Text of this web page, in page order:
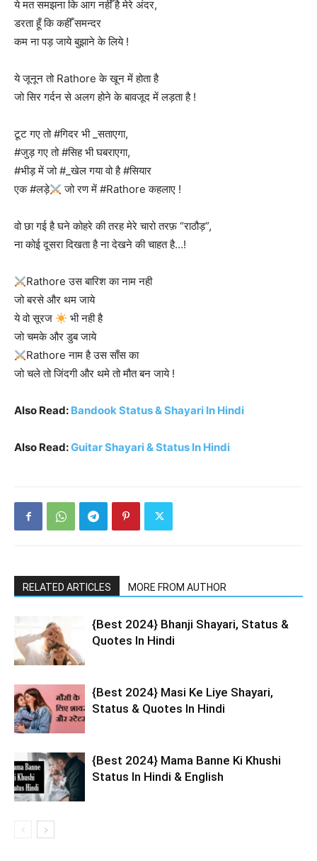
ये मत समझना कि आग नहीँ है मेरे अंदर,
डरता हूँ कि कहीँ समन्दर
कम ना पड़ जाये बुझाने के लिये !
ये जूनून तो Rathore के खून में होता है
जो सिर गर्दन से अलग होने के बावजूद में लड़ता है !
टूट गए तो #गिदर भी _सताएगा,
#जुड़ गए तो #सिह भी घबराएगा,
#भीड़ में जो #_खेल गया वो है #सियार
एक #लड़े
जो रण में #Rathore कहलाए !
वो छा गई है घने कोहरे की तरह मेरे चारो तरफ़ “राठौड़”,
ना कोई दूसरा दिखता है ना देखने की चाहत है…!
Rathore उस बारिश का नाम नही
जो बरसे और थम जाये
ये वो सूरज
भी नही है
जो चमके और डुब जाये
Rathore नाम है उस साँस का
जो चले तो जिंदगी और थमे तो मौत बन जाये !
Also Read: Bandook Status & Shayari In Hindi
Also Read:Guitar Shayari & Status In Hindi
RELATED ARTICLES MORE FROM AUTHOR
{Best 2024} Bhanji Shayari, Status &
Quotes In Hindi
{Best 2024} Masi Ke Liye Shayari,
Status & Quotes In Hindi
{Best 2024} Mama Banne Ki Khushi
Status In Hindi & English